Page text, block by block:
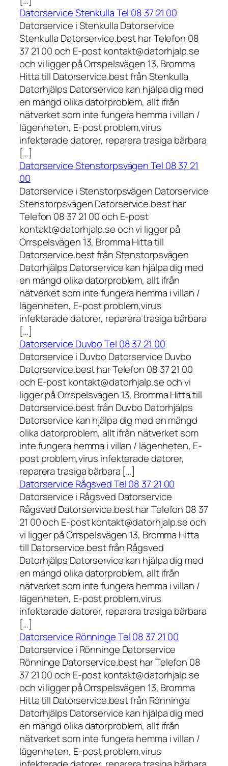
Datorservice Stenkulla Tel 08 37 21 00
Datorservice i Stenkulla Datorservice
Stenkulla Datorservice.best har Telefon 08
37 21 00 och E-post kontakt@datorhjalp.se
och vi ligger på Orrspelsvägen 13, Bromma
Hitta till Datorservice.best från Stenkulla
Datorhjälps Datorservice kan hjälpa dig med
en mängd olika datorproblem, allt ifrån
nätverket som inte fungera hemma i villan /
lägenheten, E-post problem,virus
infekterade datorer, reparera trasiga bärbara
[…]
Datorservice Stenstorpsvägen Tel 08 37 21
00
Datorservice i Stenstorpsvägen Datorservice
Stenstorpsvägen Datorservice.best har
Telefon 08 37 21 00 och E-post
kontakt@datorhjalp.se och vi ligger på
Orrspelsvägen 13, Bromma Hitta till
Datorservice.best från Stenstorpsvägen
Datorhjälps Datorservice kan hjälpa dig med
en mängd olika datorproblem, allt ifrån
nätverket som inte fungera hemma i villan /
lägenheten, E-post problem,virus
infekterade datorer, reparera trasiga bärbara
[…]
Datorservice Duvbo Tel 08 37 21 00
Datorservice i Duvbo Datorservice Duvbo
Datorservice.best har Telefon 08 37 21 00
och E-post kontakt@datorhjalp.se och vi
ligger på Orrspelsvägen 13, Bromma Hitta till
Datorservice.best från Duvbo Datorhjälps
Datorservice kan hjälpa dig med en mängd
olika datorproblem, allt ifrån nätverket som
inte fungera hemma i villan / lägenheten, E-
post problem,virus infekterade datorer,
reparera trasiga bärbara […]
Datorservice Rågsved Tel 08 37 21 00
Datorservice i Rågsved Datorservice
Rågsved Datorservice.best har Telefon 08 37
21 00 och E-post kontakt@datorhjalp.se och
vi ligger på Orrspelsvägen 13, Bromma Hitta
till Datorservice.best från Rågsved
Datorhjälps Datorservice kan hjälpa dig med
en mängd olika datorproblem, allt ifrån
nätverket som inte fungera hemma i villan /
lägenheten, E-post problem,virus
infekterade datorer, reparera trasiga bärbara
[…]
Datorservice Rönninge Tel 08 37 21 00
Datorservice i Rönninge Datorservice
Rönninge Datorservice.best har Telefon 08
37 21 00 och E-post kontakt@datorhjalp.se
och vi ligger på Orrspelsvägen 13, Bromma
Hitta till Datorservice.best från Rönninge
Datorhjälps Datorservice kan hjälpa dig med
en mängd olika datorproblem, allt ifrån
nätverket som inte fungera hemma i villan /
lägenheten, E-post problem,virus